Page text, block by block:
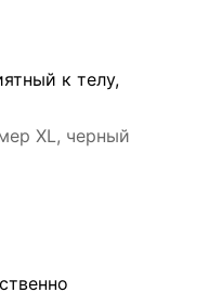
к телу,
XL, черный